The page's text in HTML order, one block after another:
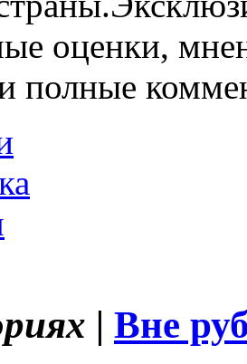
оценки,
полные
| Вне